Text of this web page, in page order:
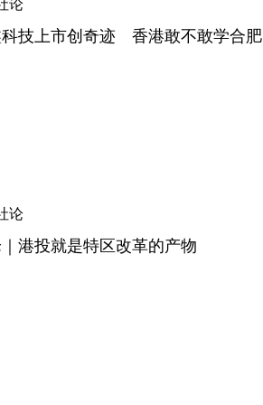
技上市创奇迹 香港敢不敢学合肥
论
港投就是特区改革的产物